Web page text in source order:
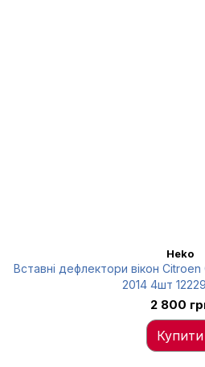
Heko
Вставні дефлектори вікон
2014 4шт
2 800
Купити